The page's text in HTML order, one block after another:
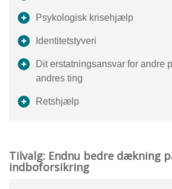
Psykologisk krisehjælp
Identitetstyveri
Dit erstatningsansvar for andre
andres ting
Retshjælp
Tilvalg: Endnu bedre dækning
indboforsikring